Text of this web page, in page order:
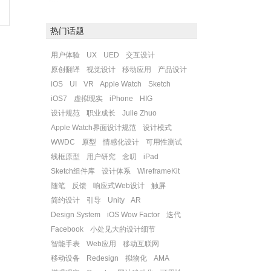
热门话题
用户体验 UX UED
交互设计
原创翻译
视觉设计 移动应用
产品设计
iOS
UI VR Apple Watch
Sketch
iOS7
虚拟现实 iPhone
HIG
设计规范
职业成长
Julie Zhuo
Apple Watch界面设计规范
设计模式
WWDC
原型 情感化设计
可用性测试
线框原型
用户研究 念叨
iPad
Sketch组件库
设计体系
WireframeKit
随笔
反馈 响应式Web设计
触屏
简约设计
引导 Unity
AR
Design System
iOS Wow Factor
迭代
Facebook
小处见大的设计细节
智能手表
Web应用
移动互联网
移动设备
Redesign 拟物化
AMA